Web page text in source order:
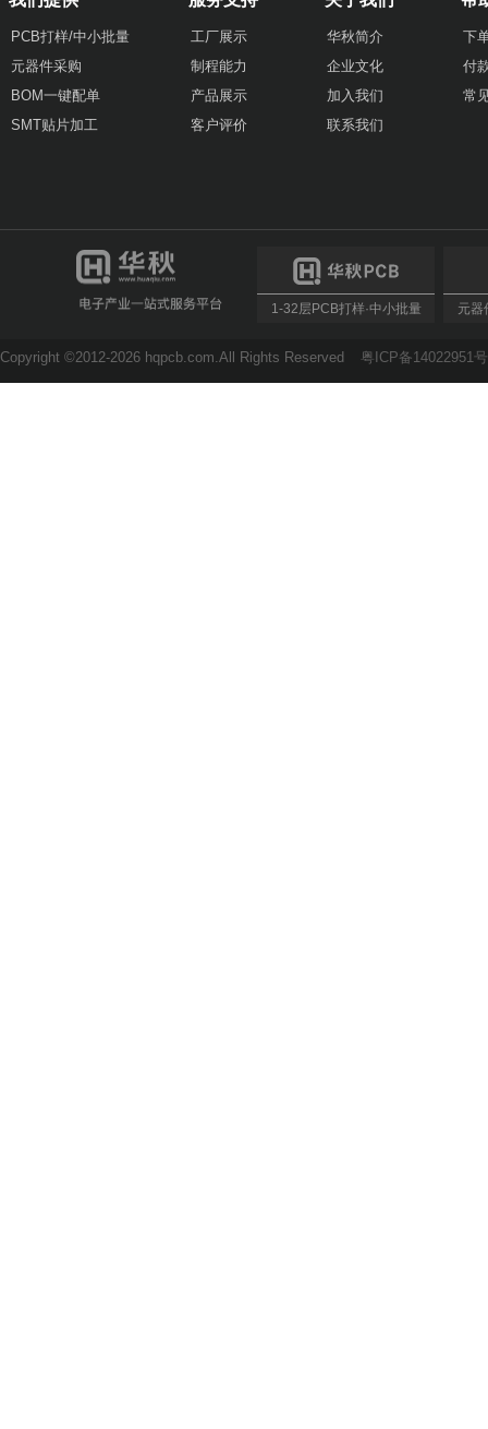
PCB打样/中小批量
元器件采购
BOM一键配单
SMT贴片加工
工厂展示
制程能力
产品展示
客户评价
华秋简介
企业文化
加入我们
联系我们
下
付
常
1-32层PCB打样·中小批量 元器
Copyright ©2012-2026 hqpcb.com.All Rights Reserved 粤ICP备14022951号